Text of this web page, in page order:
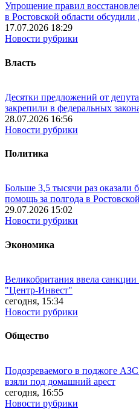
Упрощение правил
в Ростовской области
17.07.2026 18:29
Новости рубрики
Власть
Десятки предложений от
закрепили в федеральных
28.07.2026 16:56
Новости рубрики
Политика
Больше 3,5 тысячи раз
помощь за полгода в
29.07.2026 15:02
Новости рубрики
Экономика
Великобритания ввела санкции
"Центр-Инвест"
сегодня, 15:34
Новости рубрики
Общество
Подозреваемого в поджоге
взяли под домашний арест
сегодня, 16:55
Новости рубрики